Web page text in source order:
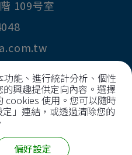
109号室
Technology
能、進行統計分析、個性
興趣提供定向內容。選擇
cookies 使用。您可以隨時
」連結，或透過清除您的
偏好設定